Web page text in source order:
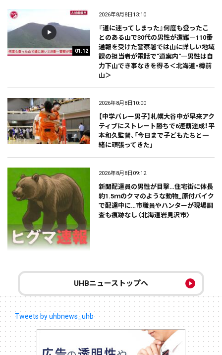
01:12
2026年8月8日13:10
『道に迷ってしまった』何度も登ったこ
とのある山で30代の男性が遭難―110番
通報を受けた警察署では山に詳しい地域
課の担当者が電話で"道案内"―男性は自
力下山でき事なきを得る＜北海道・樽前
山＞
2026年8月8日10:00
【中学バレー男子】札幌大谷中が早来アク
ティブにストレート勝ちで6連覇達成！平
本和久監督、「今日まで子どもたちと一
緒に頑張ってきた」
2026年8月8日09:12
新聞配達員の男性が目撃…住宅街に体長
約1.5ｍのクマのような動物_原付バイク
で配達中に…市職員やハンターが現場調
査も痕跡なし〈北海道岩見沢市〉
UHBニューストップへ
Tweets by uhbnews_uhb